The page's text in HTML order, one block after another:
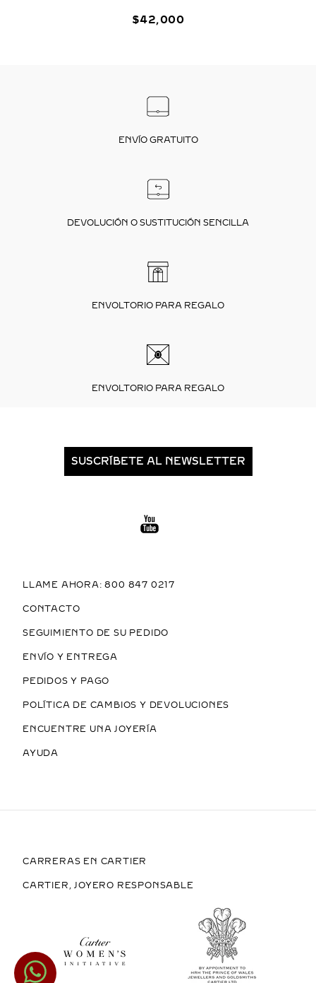
$42,000
ENVÍO GRATUITO
DEVOLUCIÓN O SUSTITUCIÓN SENCILLA
ENVOLTORIO PARA REGALO
ENVOLTORIO PARA REGALO
SUSCRÍBETE AL NEWSLETTER
LLAME AHORA: 800 847 0217
CONTACTO
SEGUIMIENTO DE SU PEDIDO
ENVÍO Y ENTREGA
PEDIDOS Y PAGO
POLÍTICA DE CAMBIOS Y DEVOLUCIONES
ENCUENTRE UNA JOYERÍA
AYUDA
CARRERAS EN CARTIER
CARTIER, JOYERO RESPONSABLE